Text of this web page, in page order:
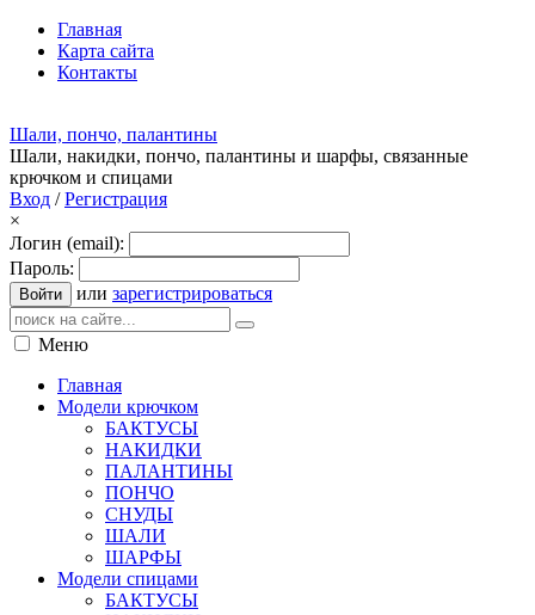
Главная
Карта сайта
Контакты
Шали, пончо, палантины
Шали, накидки, пончо, палантины и шарфы, связанные
крючком и спицами
Вход /Регистрация
×
Логин (email):
Пароль:
Войти или зарегистрироваться
Меню
Главная
Модели крючком
БАКТУСЫ
НАКИДКИ
ПАЛАНТИНЫ
ПОНЧО
СНУДЫ
ШАЛИ
ШАРФЫ
Модели спицами
БАКТУСЫ